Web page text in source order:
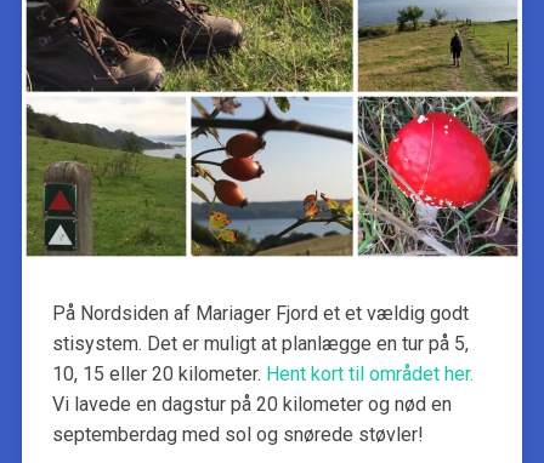
På Nordsiden af Mariager Fjord et et vældig godt
stisystem. Det er muligt at planlægge en tur på 5,
10, 15 eller 20 kilometer. Hent kort til området her.
Vi lavede en dagstur på 20 kilometer og nød en
septemberdag med sol og snørede støvler!